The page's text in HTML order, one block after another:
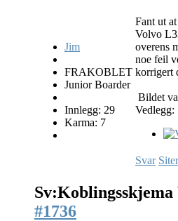
Jim
FRAKOBLET
Junior Boarder
Innlegg: 29
Karma: 7
Fant ut
Volvo
overens
noe feil
korrigert
Bildet
Vedlegg:
Svar Siter
#1736